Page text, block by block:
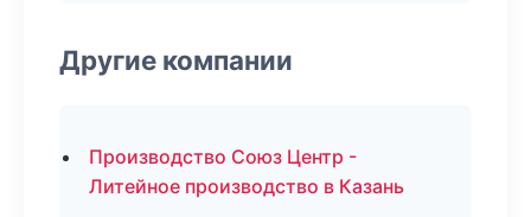
Другие компании
Производство Союз Центр -
Литейное производство в Казань